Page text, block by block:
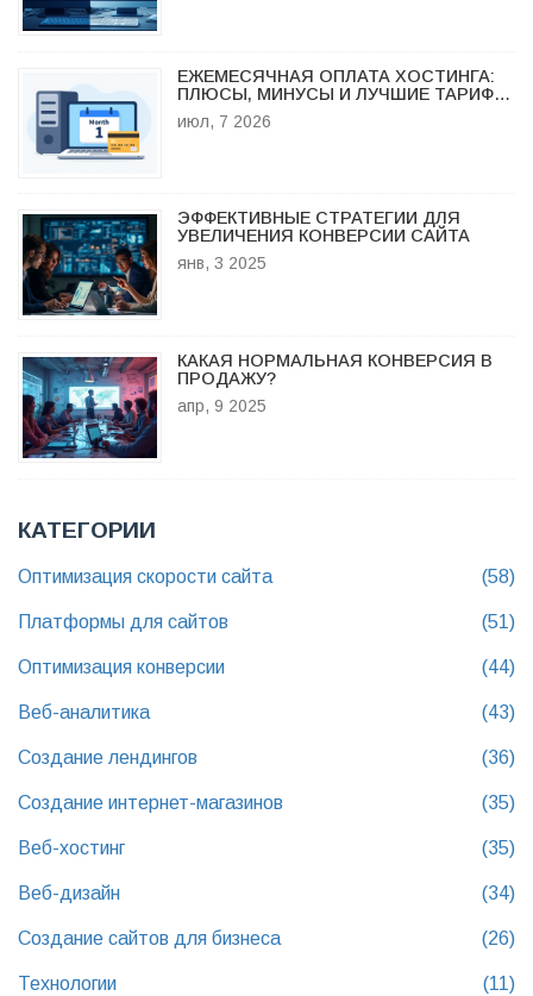
ЕЖЕМЕСЯЧНАЯ ОПЛАТА ХОСТИНГА:
ПЛЮСЫ, МИНУСЫ И ЛУЧШИЕ ТАРИФЫ
В 2026 ГОДУ
июл, 7 2026
ЭФФЕКТИВНЫЕ СТРАТЕГИИ ДЛЯ
УВЕЛИЧЕНИЯ КОНВЕРСИИ САЙТА
янв, 3 2025
КАКАЯ НОРМАЛЬНАЯ КОНВЕРСИЯ В
ПРОДАЖУ?
апр, 9 2025
КАТЕГОРИИ
Оптимизация скорости сайта (58)
Платформы для сайтов (51)
Оптимизация конверсии (44)
Веб-аналитика (43)
Создание лендингов (36)
Создание интернет-магазинов (35)
Веб-хостинг (35)
Веб-дизайн (34)
Создание сайтов для бизнеса (26)
Технологии (11)